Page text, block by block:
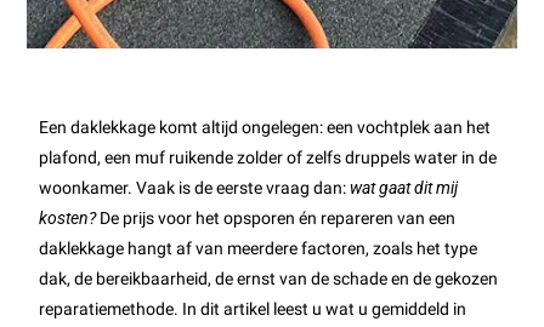
Een daklekkage komt altijd ongelegen: een vochtplek aan het
plafond, een muf ruikende zolder of zelfs druppels water in de
woonkamer. Vaak is de eerste vraag dan: wat gaat dit mij
kosten?De prijs voor het opsporen én repareren van een
daklekkage hangt af van meerdere factoren, zoals het type
dak, de bereikbaarheid, de ernst van de schade en de gekozen
reparatiemethode. In dit artikel leest u wat u gemiddeld in